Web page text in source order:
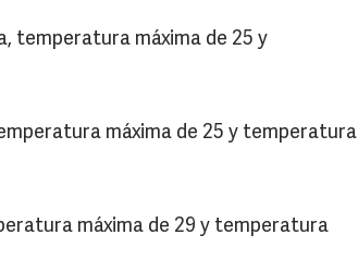
temperatura máxima de 25 y
máxima de 25 y temperatura
máxima de 29 y temperatura